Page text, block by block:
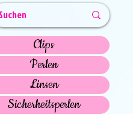
Clips
Perlen
Linsen
Sicherheitsperlen